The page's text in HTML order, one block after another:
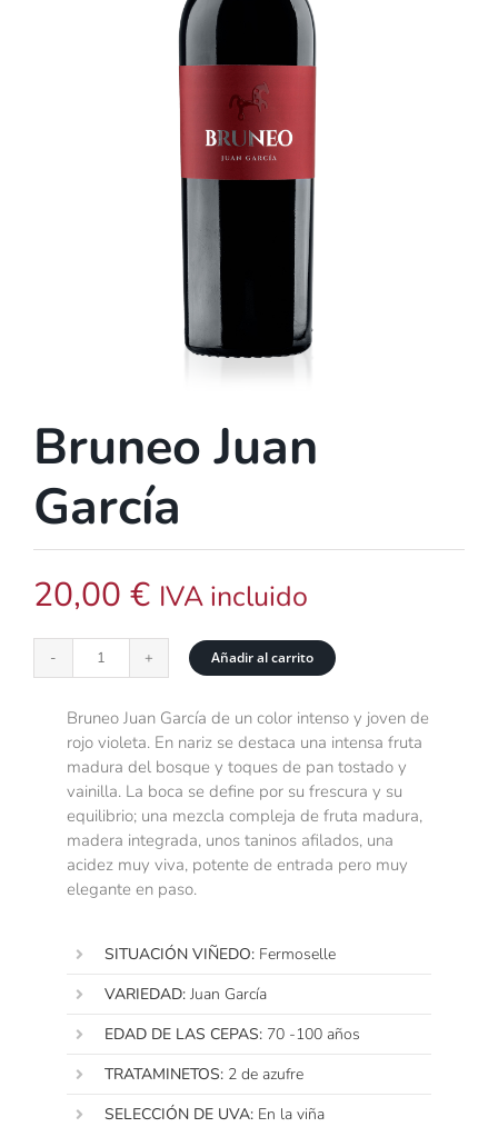
Bruneo Juan
García
20,00 € IVA incluido
Bruneo
García
cantidad
Añadir al carrito
Bruneo Juan García de un color intenso y joven de
rojo violeta. En nariz se destaca una intensa fruta
madura del bosque y toques de pan tostado y
vainilla. La boca se define por su frescura y su
equilibrio; una mezcla compleja de fruta madura,
madera integrada, unos taninos afilados, una
acidez muy viva, potente de entrada pero muy
elegante en paso.
SITUACIÓN VIÑEDO:Fermoselle
VARIEDAD:Juan García
EDAD DE LAS CEPAS: 70 -100 años
TRATAMINETOS: 2 de azufre
SELECCIÓN DE UVA: En la viña